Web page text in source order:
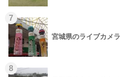
7
宮城県のライブカメラ
8